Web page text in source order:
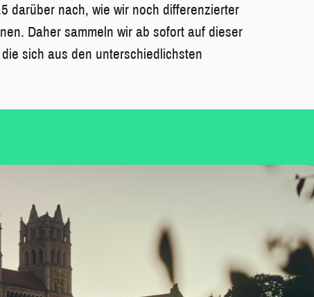
darüber nach, wie wir noch differenzierter
Daher sammeln wir ab sofort auf dieser
sich aus den unterschiedlichsten